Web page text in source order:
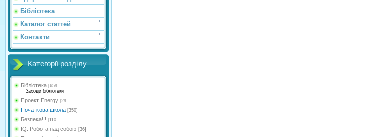
Бібліотека
Каталог статтей
Контакти
Категорії розділу
Бібліотека [659]
Заходи бібліотеки
Проект Energy [29]
Початкова школа [350]
Безпека!!! [110]
IQ. Робота над собою [36]